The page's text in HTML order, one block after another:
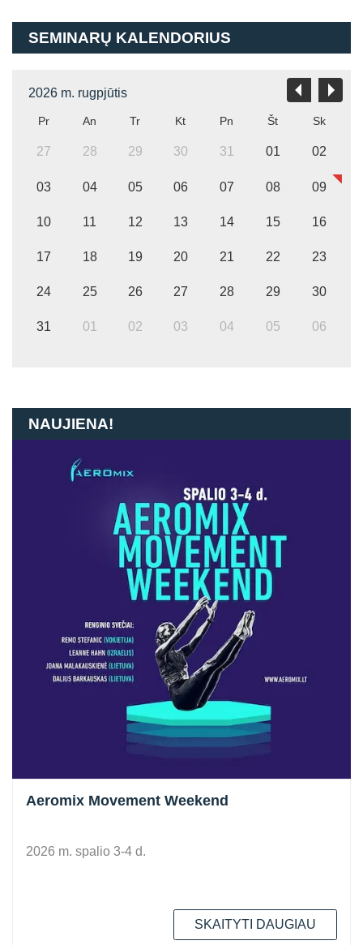
SEMINARŲ KALENDORIUS
2026 m. rugpjūtis
Pr An Tr Kt Pn Št Sk
27 28 29 30 31 01 02
03 04 05 06 07 08 09
10 11 12 13 14 15 16
17 18 19 20 21 22 23
24 25 26 27 28 29 30
31 01 02 03 04 05 06
NAUJIENA!
Aeromix Movement Weekend
2026 m. spalio 3-4 d.
SKAITYTI DAUGIAU